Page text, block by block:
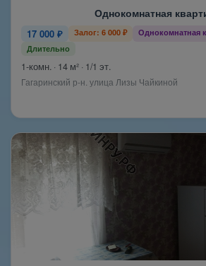
Однокомнатная
17 000 ₽ Залог: 6 000 ₽
Однокомнатная
Длительно
1-комн. · 14 м² · 1/1 эт.
Гагаринский р-н. улица Лизы Чайкиной